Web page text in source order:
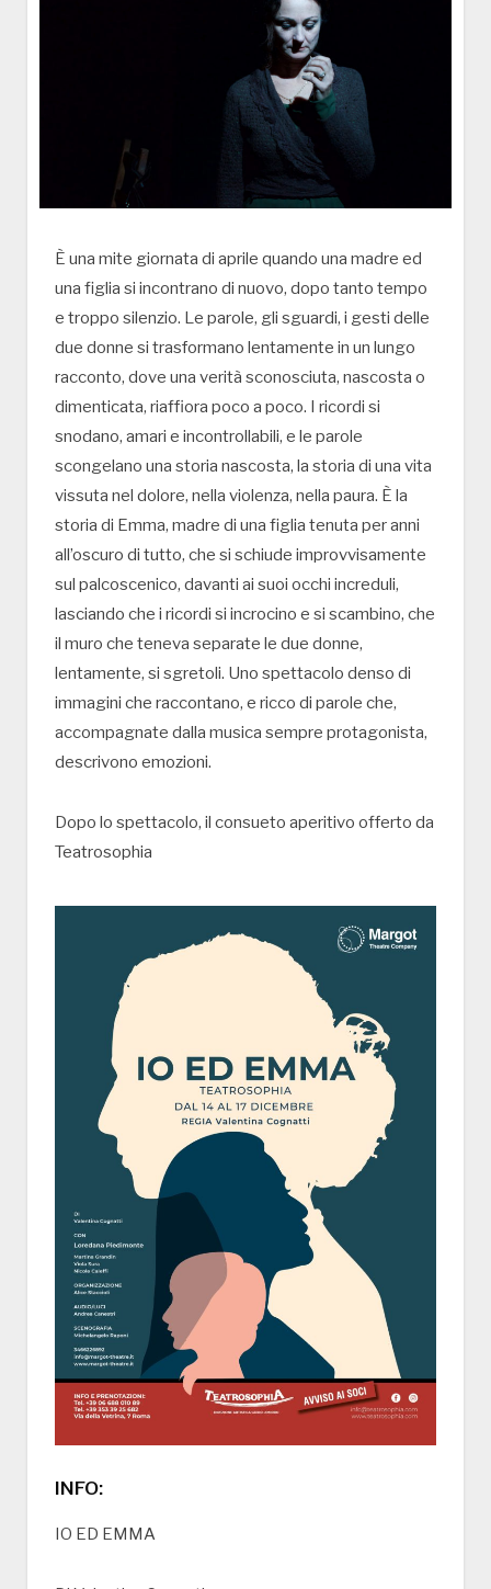
È una mite giornata di aprile quando una madre ed
una figlia si incontrano di nuovo, dopo tanto tempo
e troppo silenzio. Le parole, gli sguardi, i gesti delle
due donne si trasformano lentamente in un lungo
racconto, dove una verità sconosciuta, nascosta o
dimenticata, riaffiora poco a poco. I ricordi si
snodano, amari e incontrollabili, e le parole
scongelano una storia nascosta, la storia di una vita
vissuta nel dolore, nella violenza, nella paura. È la
storia di Emma, madre di una figlia tenuta per anni
all’oscuro di tutto, che si schiude improvvisamente
sul palcoscenico, davanti ai suoi occhi increduli,
lasciando che i ricordi si incrocino e si scambino, che
il muro che teneva separate le due donne,
lentamente, si sgretoli. Uno spettacolo denso di
immagini che raccontano, e ricco di parole che,
accompagnate dalla musica sempre protagonista,
descrivono emozioni.
Dopo lo spettacolo, il consueto aperitivo offerto da
Teatrosophia
INFO:
IO ED EMMA